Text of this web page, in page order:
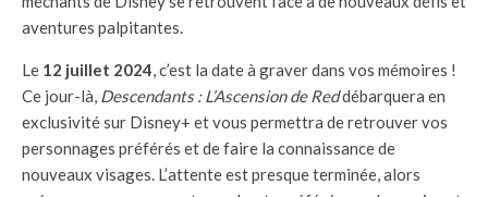
aventures palpitantes.
Le 12 juillet 2024, c’est la date à graver dans vos mémoires !
Ce jour-là, Descendants : L’Ascension de Reddébarquera en
exclusivité sur Disney+ et vous permettra de retrouver vos
personnages préférés et de faire la connaissance de
nouveaux visages. L’attente est presque terminée, alors